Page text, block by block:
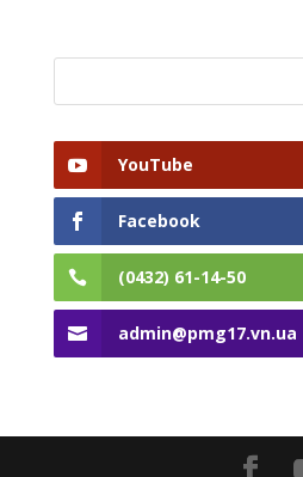
YouTube
Facebook
(0432) 61-14-50
admin@pmg17.vn.ua